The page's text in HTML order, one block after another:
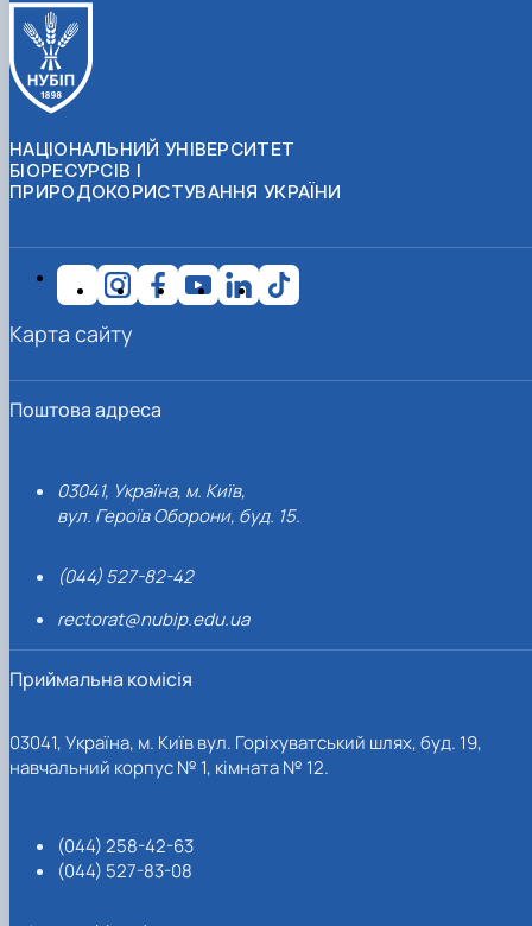
НАЦІОНАЛЬНИЙ УНІВЕРСИТЕТ
БІОРЕСУРСІВ І
ПРИРОДОКОРИСТУВАННЯ УКРАЇНИ
Поштова адреса
03041, Україна, м. Київ,
вул. Героїв Оборони, буд. 15.
(044) 527-82-42
rectorat@nubip.edu.ua
Приймальна комісія
03041, Україна, м. Київ вул. Горіхуватський шлях, буд. 19,
навчальний корпус № 1, кімната № 12.
(044) 258-42-63
(044) 527-83-08
Карта сайту